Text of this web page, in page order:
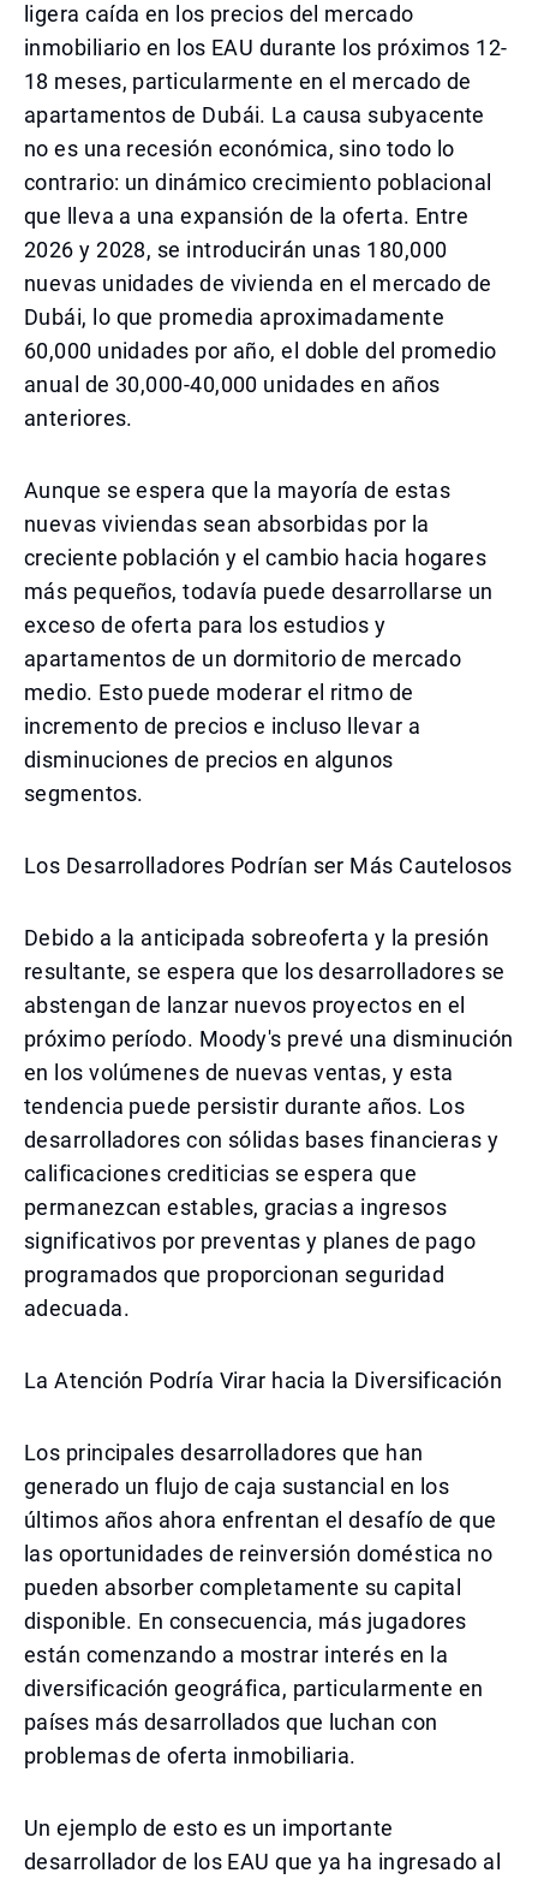
ligera caída en los precios del mercado
inmobiliario en los EAU durante los próximos 12-
18 meses, particularmente en el mercado de
apartamentos de Dubái. La causa subyacente
no es una recesión económica, sino todo lo
contrario: un dinámico crecimiento poblacional
que lleva a una expansión de la oferta. Entre
2026 y 2028, se introducirán unas 180,000
nuevas unidades de vivienda en el mercado de
Dubái, lo que promedia aproximadamente
60,000 unidades por año, el doble del promedio
anual de 30,000-40,000 unidades en años
anteriores.
Aunque se espera que la mayoría de estas
nuevas viviendas sean absorbidas por la
creciente población y el cambio hacia hogares
más pequeños, todavía puede desarrollarse un
exceso de oferta para los estudios y
apartamentos de un dormitorio de mercado
medio. Esto puede moderar el ritmo de
incremento de precios e incluso llevar a
disminuciones de precios en algunos
segmentos.
Los Desarrolladores Podrían ser Más Cautelosos
Debido a la anticipada sobreoferta y la presión
resultante, se espera que los desarrolladores se
abstengan de lanzar nuevos proyectos en el
próximo período. Moody's prevé una disminución
en los volúmenes de nuevas ventas, y esta
tendencia puede persistir durante años. Los
desarrolladores con sólidas bases financieras y
calificaciones crediticias se espera que
permanezcan estables, gracias a ingresos
significativos por preventas y planes de pago
programados que proporcionan seguridad
adecuada.
La Atención Podría Virar hacia la Diversificación
Los principales desarrolladores que han
generado un flujo de caja sustancial en los
últimos años ahora enfrentan el desafío de que
las oportunidades de reinversión doméstica no
pueden absorber completamente su capital
disponible. En consecuencia, más jugadores
están comenzando a mostrar interés en la
diversificación geográfica, particularmente en
países más desarrollados que luchan con
problemas de oferta inmobiliaria.
Un ejemplo de esto es un importante
desarrollador de los EAU que ya ha ingresado al